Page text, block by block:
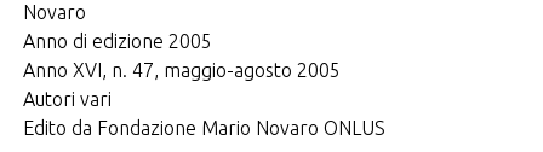
Novaro
Anno di edizione 2005
Anno XVI, n. 47, maggio-agosto 2005
Autori vari
Edito da Fondazione Mario Novaro ONLUS